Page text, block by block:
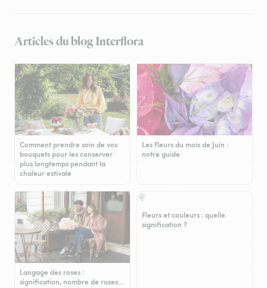
Articles du blog Interflora
Comment prendre soin de vos
bouquets pour les conserver
plus longtemps pendant la
chaleur estivale
Les fleurs du mois de Juin :
notre guide
Langage des roses :
signification, nombre de roses…
Fleurs et couleurs : quelle
signification ?